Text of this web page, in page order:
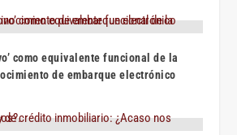
como equivalente funcional de la
de embarque electrónico